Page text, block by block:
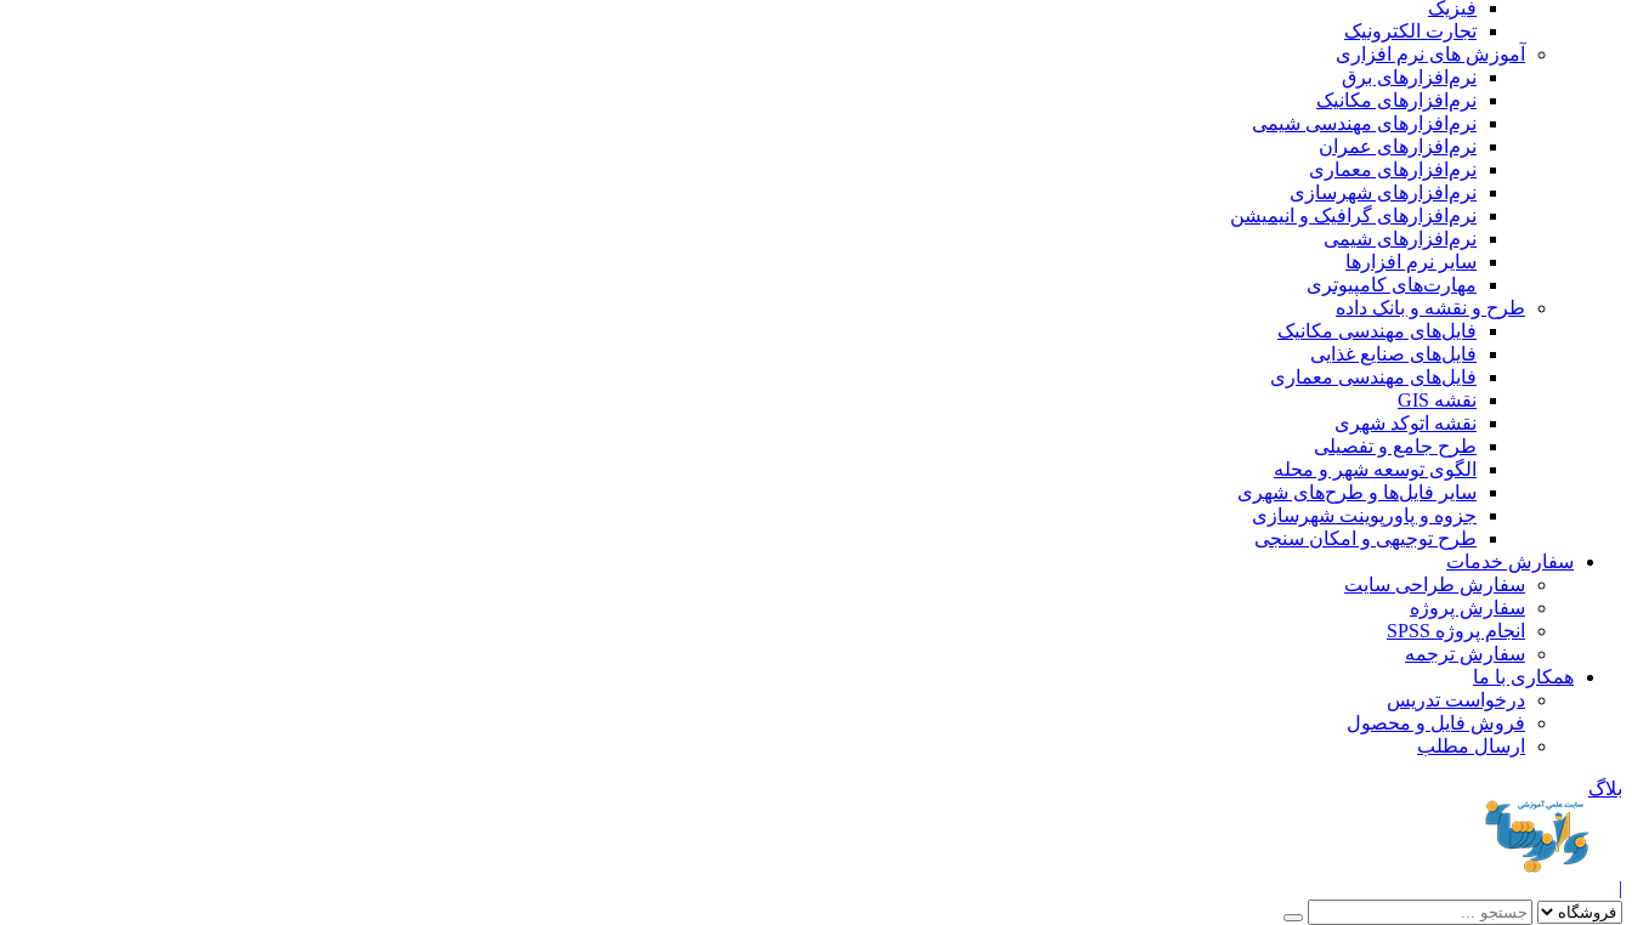
فیزیک
تجارت الکترونیک
آموزش های نرم افزاری
نرم‌افزارهای برق
نرم‌افزارهای مکانیک
نرم‌افزارهای مهندسی شیمی
نرم‌افزارهای عمران
نرم‌افزارهای معماری
نرم‌افزارهای شهرسازی
نرم‌افزارهای گرافیک و انیمیشن
نرم‌افزارهای شیمی
سایر نرم افزارها
مهارت‌های کامپیوتری
طرح و نقشه و بانک داده
فایل‌های مهندسی مکانیک
فایل‌های صنایع غذایی
فایل‌های مهندسی معماری
نقشه GIS
نقشه اتوکد شهری
طرح جامع و تفصیلی
الگوی توسعه شهر و محله
سایر فایل‌ها و طرح‌های شهری
جزوه و پاورپوینت شهرسازی
طرح توجیهی و امکان سنجی
سفارش خدمات
سفارش طراحی سایت
سفارش پروژه
انجام پروژه SPSS
سفارش ترجمه
همکاری با ما
درخواست تدریس
فروش فایل و محصول
ارسال مطلب
بلاگ
|